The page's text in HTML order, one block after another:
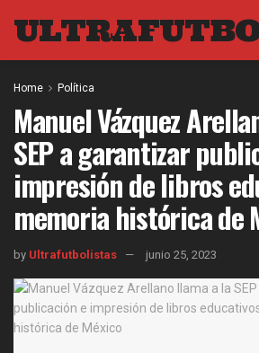
Home Política
Manuel Vázquez
SEP a garantizar
impresión de libros
memoria histórica de
by Ultrafutbolistas junio 25, 2023